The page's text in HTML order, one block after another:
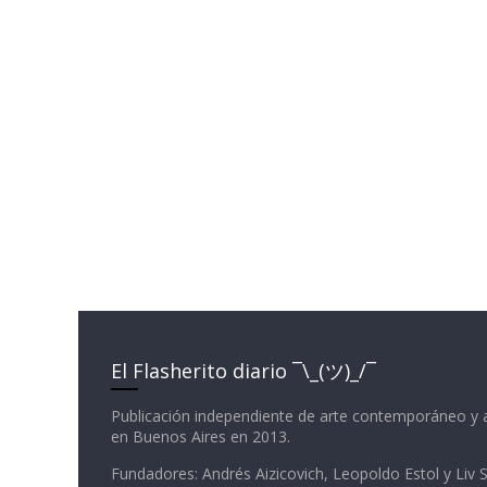
El Flasherito diario ¯\_(ツ)_/¯
Publicación independiente de arte contemporáneo y
en Buenos Aires en 2013.
Fundadores: Andrés Aizicovich, Leopoldo Estol y Liv